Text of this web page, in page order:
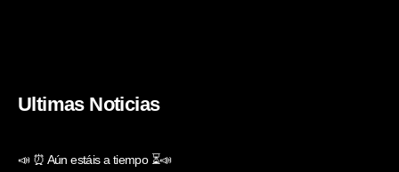
Ultimas Noticias
📣 ⏰ Aún estáis a tiempo ⏳📣